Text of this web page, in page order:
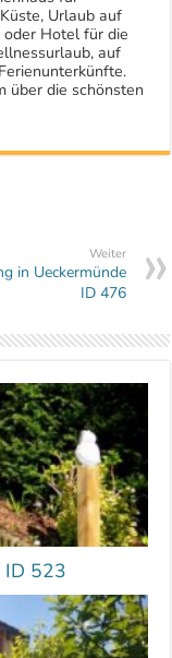
Urlaub auf
oder Hotel für die
auf
über die schönsten
Weiter
in Ueckermünde
ID 476
ID 523